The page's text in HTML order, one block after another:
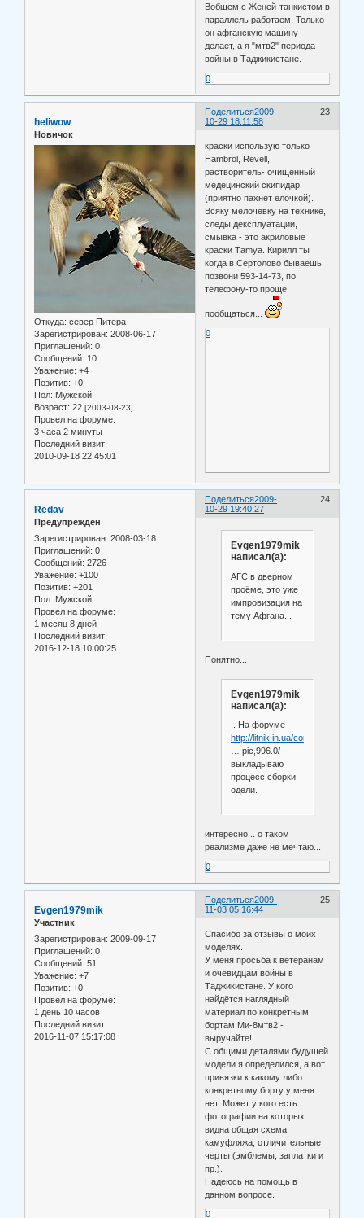
Вобщем с Женей-танкистом в
параллель работаем. Только
он афганскую машину
делает, а я "мтв2" периода
войны в Таджикистане.
0
Поделиться 23
2009-
10-29 18:11:58
heliwow
Новичок
Откуда: север Питера
Зарегистрирован: 2008-06-17
Приглашений: 0
Сообщений: 10
Уважение: +4
Позитив: +0
Пол: Мужской
Возраст: 22 [2003-08-23]
Провел на форуме:
3 часа 2 минуты
Последний визит:
2010-09-18 22:45:01
краски использую только
Hambrol, Revell,
растворитель- очищенный
медецинский скипидар
(приятно пахнет елочкой).
Всяку мелочёвку на технике,
следы дексплуатации,
смывка - это акриловые
краски Тamya. Кирилл ты
когда в Сертолово бываешь
позвони 593-14-73, по
телефону-то проще
пообщаться...
0
Поделиться 24
2009-
10-29 19:40:27
Redav
Предупрежден
Зарегистрирован: 2008-03-18
Приглашений: 0
Сообщений: 2726
Уважение: +100
Позитив: +201
Пол: Мужской
Провел на форуме:
1 месяц 8 дней
Последний визит:
2016-12-18 10:00:25
Evgen1979mik
написал(а):
АГС в дверном
проёме, это уже
импровизация на
тему Афгана...
Понятно...
Evgen1979mik
написал(а):
.. На форуме
http://litnik.in.ua/component/
… pic,996.0/
выкладываю
процесс сборки
одели.
интересно... о таком
реализме даже не мечтаю...
0
Поделиться 25
2009-
11-03 05:16:44
Evgen1979mik
Участник
Зарегистрирован: 2009-09-17
Приглашений: 0
Сообщений: 51
Уважение: +7
Позитив: +0
Провел на форуме:
1 день 10 часов
Последний визит:
2016-11-07 15:17:08
Спасибо за отзывы о моих
моделях.
У меня просьба к ветеранам
и очевидцам войны в
Таджикистане. У кого
найдётся наглядный
материал по конкретным
бортам Ми-8мтв2 -
выручайте!
С общими деталями будущей
модели я определился, а вот
привязки к какому либо
конкретному борту у меня
нет. Может у кого есть
фотографии на которых
видна общая схема
камуфляжа, отличительные
черты (эмблемы, заплатки и
пр.).
Надеюсь на помощь в
данном вопросе.
0